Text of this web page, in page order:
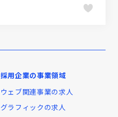
採用企業の事業領域
ウェブ関連事業の求人
グラフィックの求人